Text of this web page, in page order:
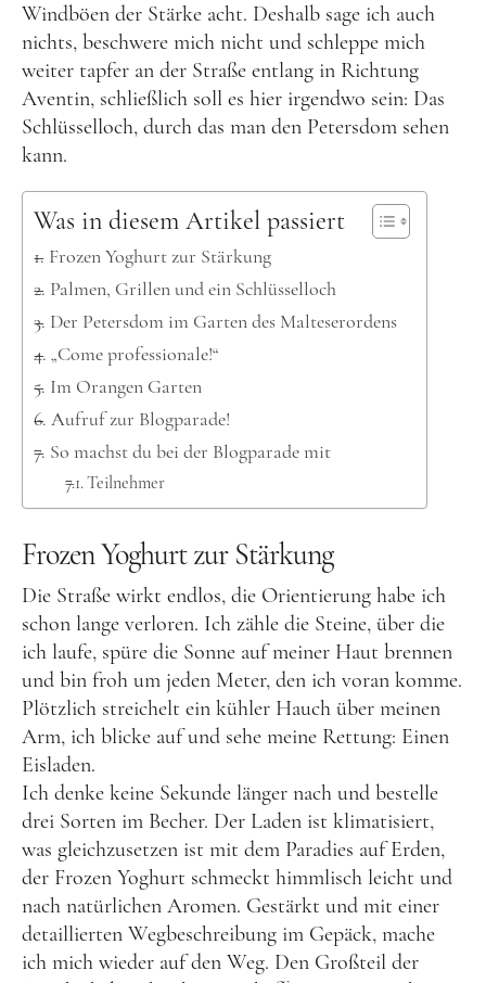
Westküste
Ostküste
Hawaii
China
Japan
Südkorea
Taiwan
Europa
Lettland
Nordeuropa
Dänemark
Färöer Inseln
Finnland
Norwegen
Schweden
Osteuropa
Bosnien und Herzegowina
Kroatien
Moldau
Polen
Rumänien
Slowakei
Windböen der Stärke acht. Deshalb sage ich auch
nichts, beschwere mich nicht und schleppe mich
weiter tapfer an der Straße entlang in Richtung
Aventin, schließlich soll es hier irgendwo sein: Das
Schlüsselloch, durch das man den Petersdom sehen
kann.
Was in diesem Artikel passiert
Frozen Yoghurt zur Stärkung
Palmen, Grillen und ein Schlüsselloch
Der Petersdom im Garten des Malteserordens
„Come professionale!“
Im Orangen Garten
Aufruf zur Blogparade!
So machst du bei der Blogparade mit
Teilnehmer
Frozen Yoghurt zur Stärkung
Die Straße wirkt endlos, die Orientierung habe ich
schon lange verloren. Ich zähle die Steine, über die
ich laufe, spüre die Sonne auf meiner Haut brennen
und bin froh um jeden Meter, den ich voran komme.
Plötzlich streichelt ein kühler Hauch über meinen
Arm, ich blicke auf und sehe meine Rettung: Einen
Eisladen.
Ich denke keine Sekunde länger nach und bestelle
drei Sorten im Becher. Der Laden ist klimatisiert,
was gleichzusetzen ist mit dem Paradies auf Erden,
der Frozen Yoghurt schmeckt himmlisch leicht und
nach natürlichen Aromen. Gestärkt und mit einer
detaillierten Wegbeschreibung im Gepäck, mache
ich mich wieder auf den Weg. Den Großteil der